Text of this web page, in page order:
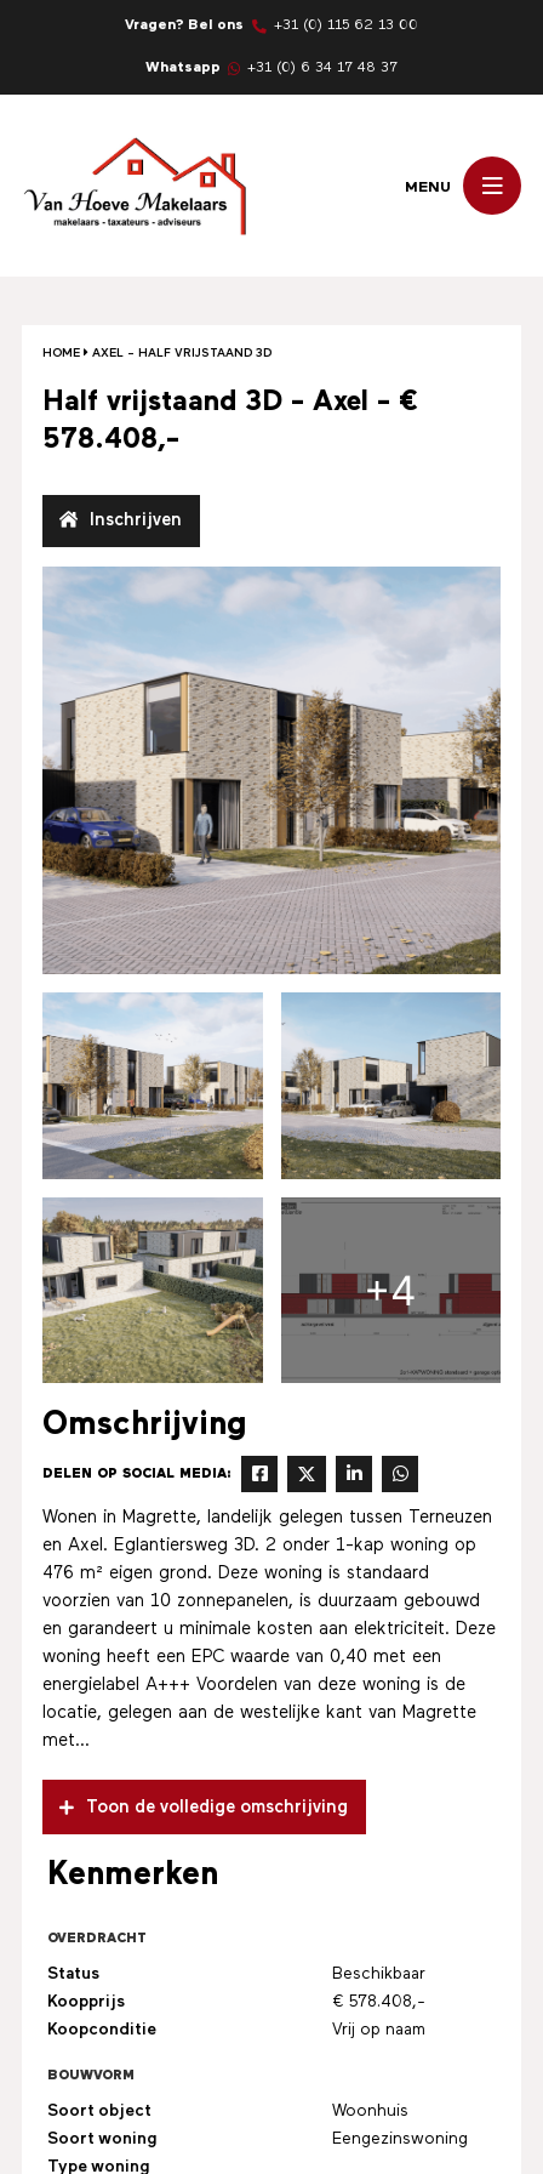
Vragen? Bel ons +31 (0) 115 62 13 00
Whatsapp +31 (0) 6 34 17 48 37
MENU
HOME AXEL – HALF VRIJSTAAND 3D
Half vrijstaand 3D - Axel - €
578.408,-
Inschrijven
+4
Omschrijving
DELEN OP SOCIAL MEDIA:
Wonen in Magrette, landelijk gelegen tussen Terneuzen
en Axel. Eglantiersweg 3D. 2 onder 1-kap woning op
476 m² eigen grond. Deze woning is standaard
voorzien van 10 zonnepanelen, is duurzaam gebouwd
en garandeert u minimale kosten aan elektriciteit. Deze
woning heeft een EPC waarde van 0,40 met een
energielabel A+++ Voordelen van deze woning is de
locatie, gelegen aan de westelijke kant van Magrette
met...
Toon de volledige omschrijving
Kenmerken
OVERDRACHT
Status
Beschikbaar
Koopprijs
€ 578.408,-
Koopconditie
Vrij op naam
BOUWVORM
Soort object
Woonhuis
Soort woning
Eengezinswoning
Type woning